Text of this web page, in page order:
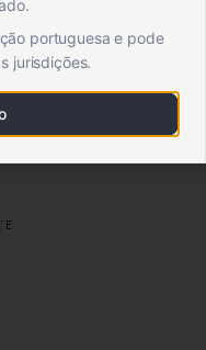
portuguesa e pode
jurisdições.